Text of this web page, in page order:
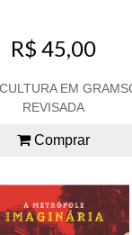
R$ 45,00
EM
REVISADA
Comprar